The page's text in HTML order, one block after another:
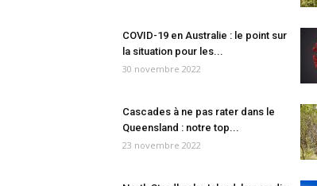
COVID-19 en Australie : le point sur
la situation pour les...
30 novembre 2022
Cascades à ne pas rater dans le
Queensland : notre top...
23 novembre 2022